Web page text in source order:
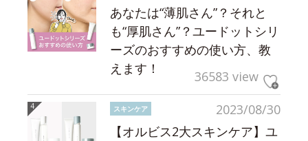
あなたは“薄肌さん”？それと
も“厚肌さん”？ユードットシリ
ーズのおすすめの使い方、教
えます！
36583 view
2023/08/30
スキンケア
【オルビス2大スキンケア】ユ